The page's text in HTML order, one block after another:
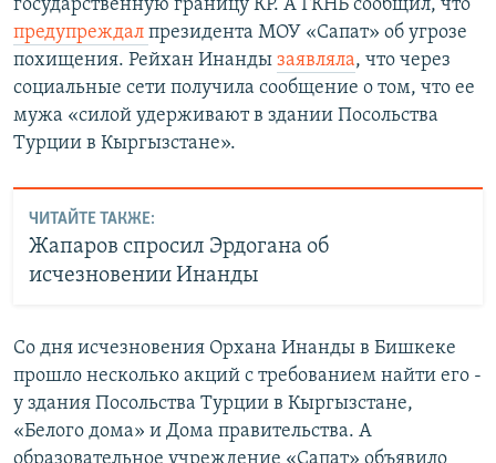
государственную границу КР. А ГКНБ сообщил, что
предупреждал президента МОУ «Сапат» об угрозе
похищения. Рейхан Инанды заявляла, что через
социальные сети получила сообщение о том, что ее
мужа «силой удерживают в здании Посольства
Турции в Кыргызстане».
ЧИТАЙТЕ ТАКЖЕ:
Жапаров спросил Эрдогана об
исчезновении Инанды
Со дня исчезновения Орхана Инанды в Бишкеке
прошло несколько акций с требованием найти его -
у здания Посольства Турции в Кыргызстане,
«Белого дома» и Дома правительства. А